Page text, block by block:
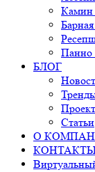
Камин
Панно
БЛОГ
Статьи
О